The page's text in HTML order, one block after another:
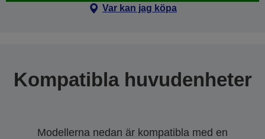
Var kan jag köpa
Kompatibla huvudenheter
Modellerna nedan är kompatibla med en